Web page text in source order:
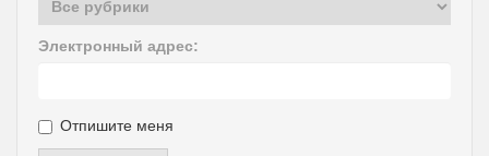
Электронный адрес:
Отпишите меня